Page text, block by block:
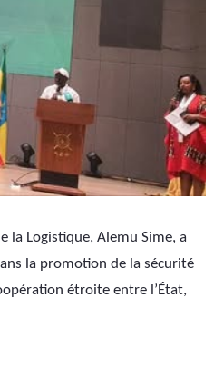
la Logistique, Alemu Sime, a
la promotion de la sécurité
étroite entre l’État,